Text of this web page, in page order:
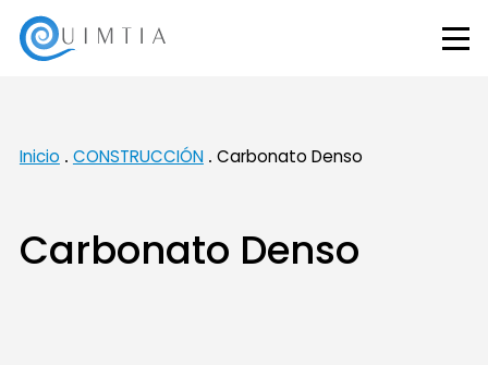
Inicio CONSTRUCCIÓN Carbonato Denso
Carbonato Denso